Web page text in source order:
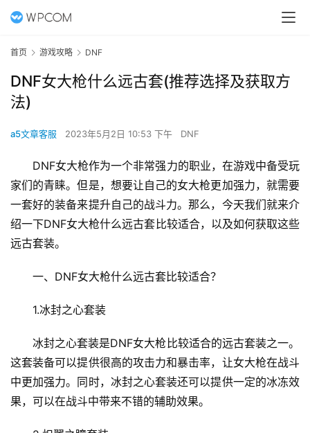
首页 游戏攻略 DNF
DNF女大枪什么远古套(推荐选择及获取方
法)
a5文章客服 2023年5月2日 10:53 下午 DNF
DNF女大枪作为一个非常强力的职业，在游戏中备受玩
家们的青睐。但是，想要让自己的女大枪更加强力，就需要
一套好的装备来提升自己的战斗力。那么，今天我们就来介
绍一下DNF女大枪什么远古套比较适合，以及如何获取这些
远古套装。
一、DNF女大枪什么远古套比较适合？
1.冰封之心套装
冰封之心套装是DNF女大枪比较适合的远古套装之一。
这套装备可以提供很高的攻击力和暴击率，让女大枪在战斗
中更加强力。同时，冰封之心套装还可以提供一定的冰冻效
果，可以在战斗中带来不错的辅助效果。